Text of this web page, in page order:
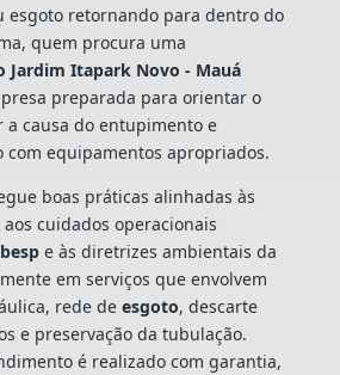
esgoto retornando para dentro do
quem procura uma
Jardim Itapark Novo - Mauá
preparada para orientar o
causa do entupimento e
com equipamentos apropriados.
boas práticas alinhadas às
aos cuidados operacionais
e às diretrizes ambientais da
em serviços que envolvem
rede de esgoto, descarte
e preservação da tubulação.
é realizado com garantia,